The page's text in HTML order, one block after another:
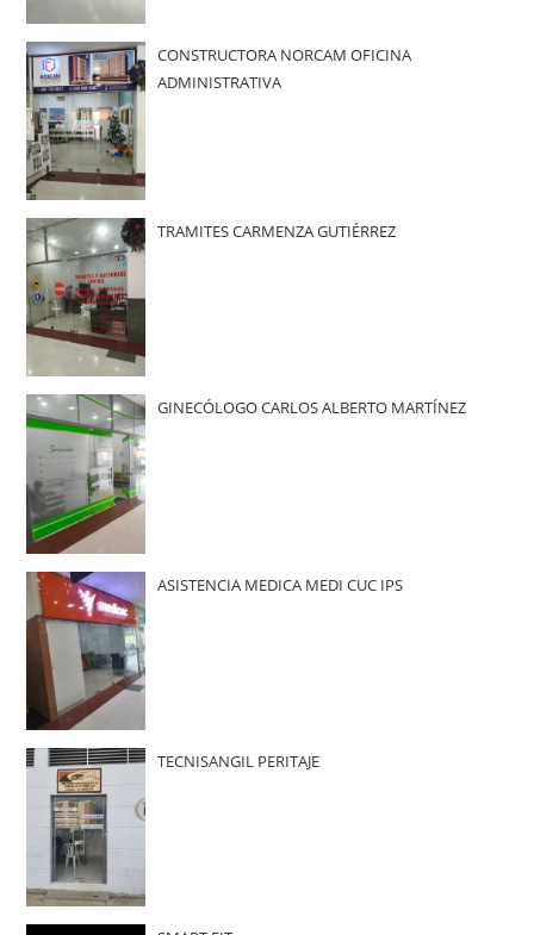
CONSTRUCTORA NORCAM OFICINA
ADMINISTRATIVA
TRAMITES CARMENZA GUTIÉRREZ
GINECÓLOGO CARLOS ALBERTO MARTÍNEZ
ASISTENCIA MEDICA MEDI CUC IPS
TECNISANGIL PERITAJE